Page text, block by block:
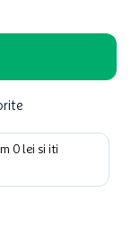
0 lei si iti